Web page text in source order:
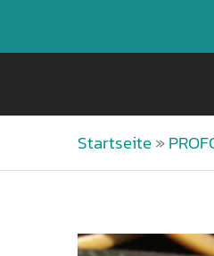
Startseite»